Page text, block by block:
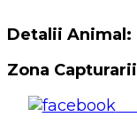
Detalii Animal:
Zona